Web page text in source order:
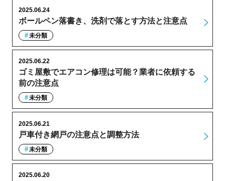
ボールペン落書き、洗剤で落とす方法と注意点
2025.06.24
未分類
ゴミ屋敷でエアコン修理は可能？業者に依頼する
前の注意点
2025.06.22
未分類
戸車付き網戸の注意点と調整方法
2025.06.21
未分類
2025.06.20